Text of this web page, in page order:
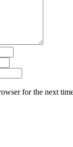
for the next